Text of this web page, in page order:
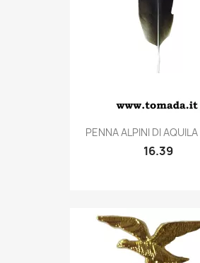
Quick view
PENNA ALPINI DI
16.39